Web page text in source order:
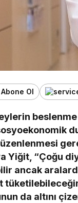
Ol
beslenme
Yiğit, “Çoğu
ancak
da altını